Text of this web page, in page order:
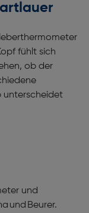
fühlt sich
ob der
unterscheidet
und
und Beurer.